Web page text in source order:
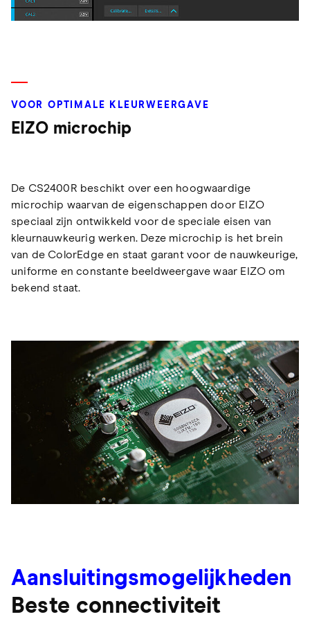
VOOR OPTIMALE KLEURWEERGAVE
EIZO microchip
De CS2400R beschikt over een hoogwaardige
microchip waarvan de eigenschappen door EIZO
speciaal zijn ontwikkeld voor de speciale eisen van
kleurnauwkeurig werken. Deze microchip is het brein
van de ColorEdge en staat garant voor de nauwkeurige,
uniforme en constante beeldweergave waar EIZO om
bekend staat.
Aansluitings­mogelijkheden
Beste connectiviteit